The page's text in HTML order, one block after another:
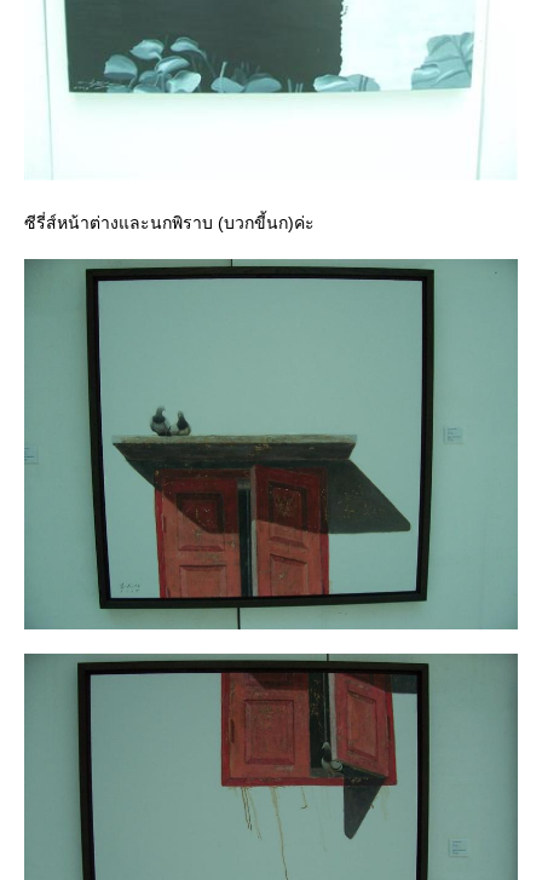
ซีรี่ส์หน้าต่างและนกพิราบ (บวกขี้นก)ค่ะ